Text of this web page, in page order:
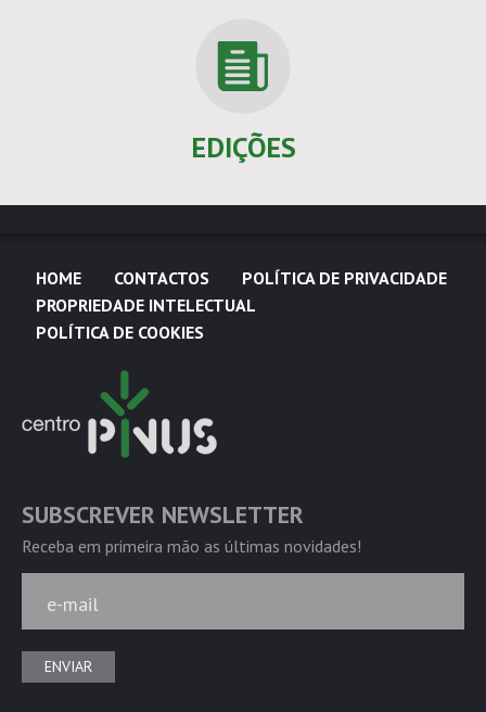
EDIÇÕES
HOME CONTACTOS
POLÍTICA DE PRIVACIDADE
PROPRIEDADE INTELECTUAL
POLÍTICA DE COOKIES
SUBSCREVER NEWSLETTER
Receba em primeira mão as últimas novidades!
e-mail
ENVIAR